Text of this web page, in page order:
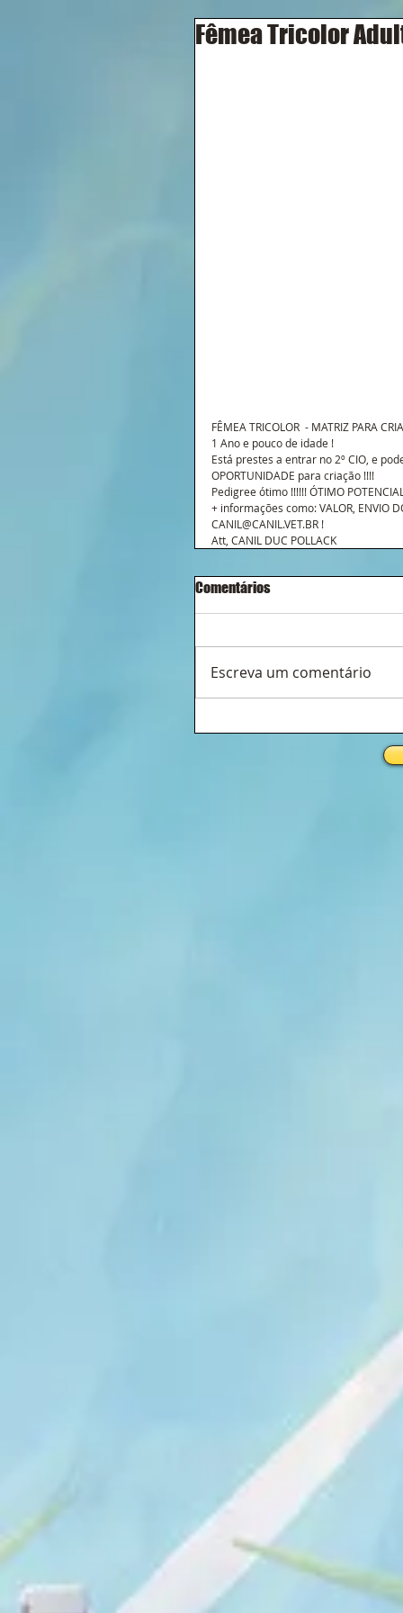
Fêmea Tricolor
FÊMEA TRICOLOR  - MATRIZ PARA
1 Ano e pouco de idade !
Está prestes a entrar no 2º CIO, e
OPORTUNIDADE para criação !!!!
Pedigree ótimo !!!!!! ÓTIMO
+ informações como: VALOR, ENVIO
CANIL@CANIL.VET.BR !
Att, CANIL DUC POLLACK
Comentários
Escreva um comentário